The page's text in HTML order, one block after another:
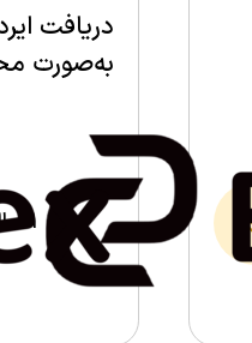
دریافت
به‌صورت
اینکه به…
1 سال پیش